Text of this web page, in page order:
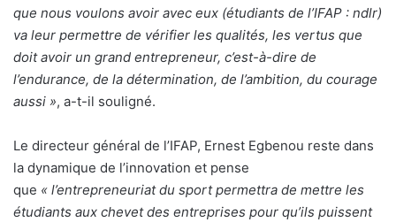
que nous voulons avoir avec eux (étudiants de l’IFAP : ndlr)
va leur permettre de vérifier les qualités, les vertus que
doit avoir un grand entrepreneur, c’est-à-dire de
l’endurance, de la détermination, de l’ambition, du courage
aussi », a-t-il souligné.
Le directeur général de l’IFAP, Ernest Egbenou reste dans
la dynamique de l’innovation et pense
que « l’entrepreneuriat du sport permettra de mettre les
étudiants aux chevet des entreprises pour qu’ils puissent